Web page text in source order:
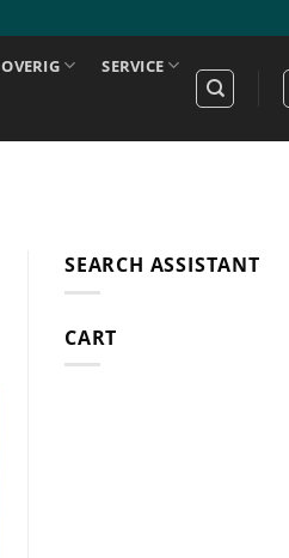
OVERIG SERVICE
SEARCH ASSISTANT
CART